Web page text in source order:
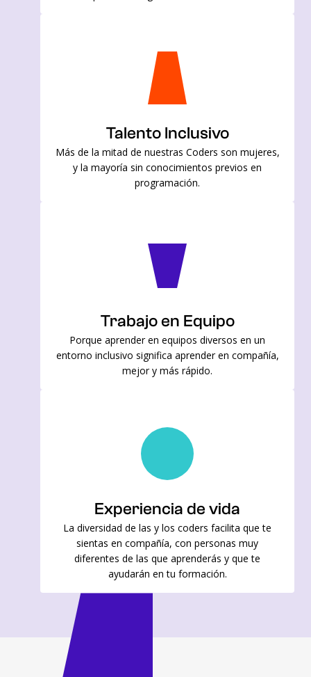
Talento Inclusivo
Más de la mitad de nuestras Coders son mujeres,
y la mayoría sin conocimientos previos en
programación.
Trabajo en Equipo
Porque aprender en equipos diversos en un
entorno inclusivo significa aprender en compañía,
mejor y más rápido.
Experiencia de vida
La diversidad de las y los coders facilita que te
sientas en compañía, con personas muy
diferentes de las que aprenderás y que te
ayudarán en tu formación.